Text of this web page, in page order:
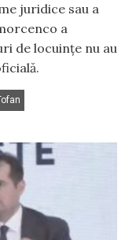
juridice sau a
a
de locuințe nu au